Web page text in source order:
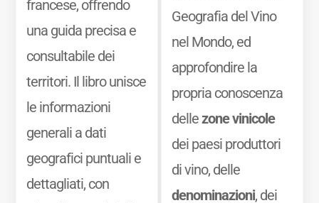
francese, offrendo
una guida precisa e
consultabile dei
territori. Il libro unisce
le informazioni
generali a dati
geografici puntuali e
dettagliati, con
Geografia del Vino
nel Mondo, ed
approfondire la
propria conoscenza
dellezone vinicole
dei paesi produttori
di vino, delle
denominazioni, dei